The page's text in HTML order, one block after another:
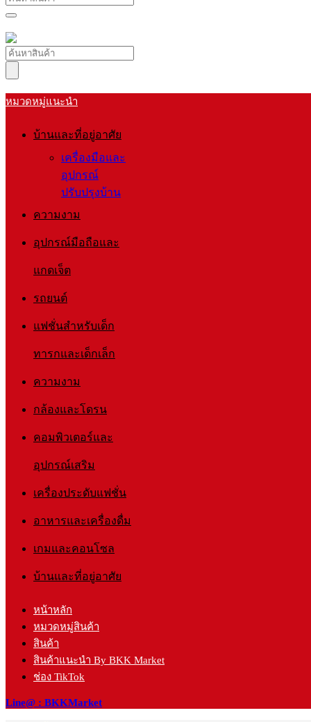
หมวดหมู่แนะนำ
บ้านและที่อยู่อาศัย
เครื่องมือและ
อุปกรณ์
ปรับปรุงบ้าน
ความงาม
อุปกรณ์มือถือและ
แกดเจ็ต
รถยนต์
แฟชั่นสำหรับเด็ก
ทารกและเด็กเล็ก
ความงาม
กล้องและโดรน
คอมพิวเตอร์และ
อุปกรณ์เสริม
เครื่องประดับแฟชั่น
อาหารและเครื่องดื่ม
เกมและคอนโซล
บ้านและที่อยู่อาศัย
หน้าหลัก
หมวดหมู่สินค้า
สินค้า
สินค้าแนะนำ By BKK Market
ช่อง TikTok
Line@ : BKKMarket